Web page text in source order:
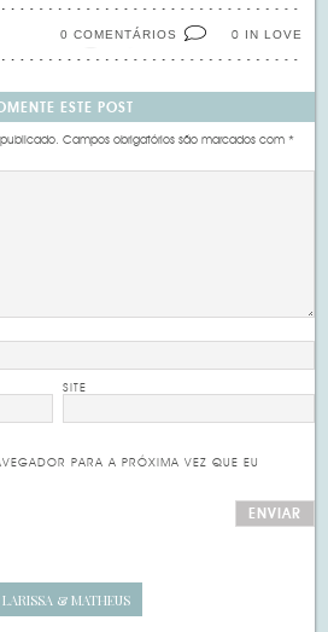
0 IN LOVE
0 COMENTÁRIOS
ESTE POST
Campos obrigatórios são marcados com*
SITE
PARA A PRÓXIMA VEZ QUE EU
& MATHEUS